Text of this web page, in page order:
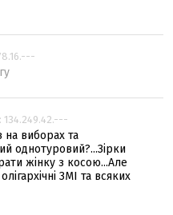
134.249.42.---
на виборах та
однотуровий?...Зірки
жінку з косою...Але
ЗМІ та всяких